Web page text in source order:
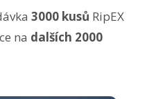
3000 kusů RipEX
na dalších 2000